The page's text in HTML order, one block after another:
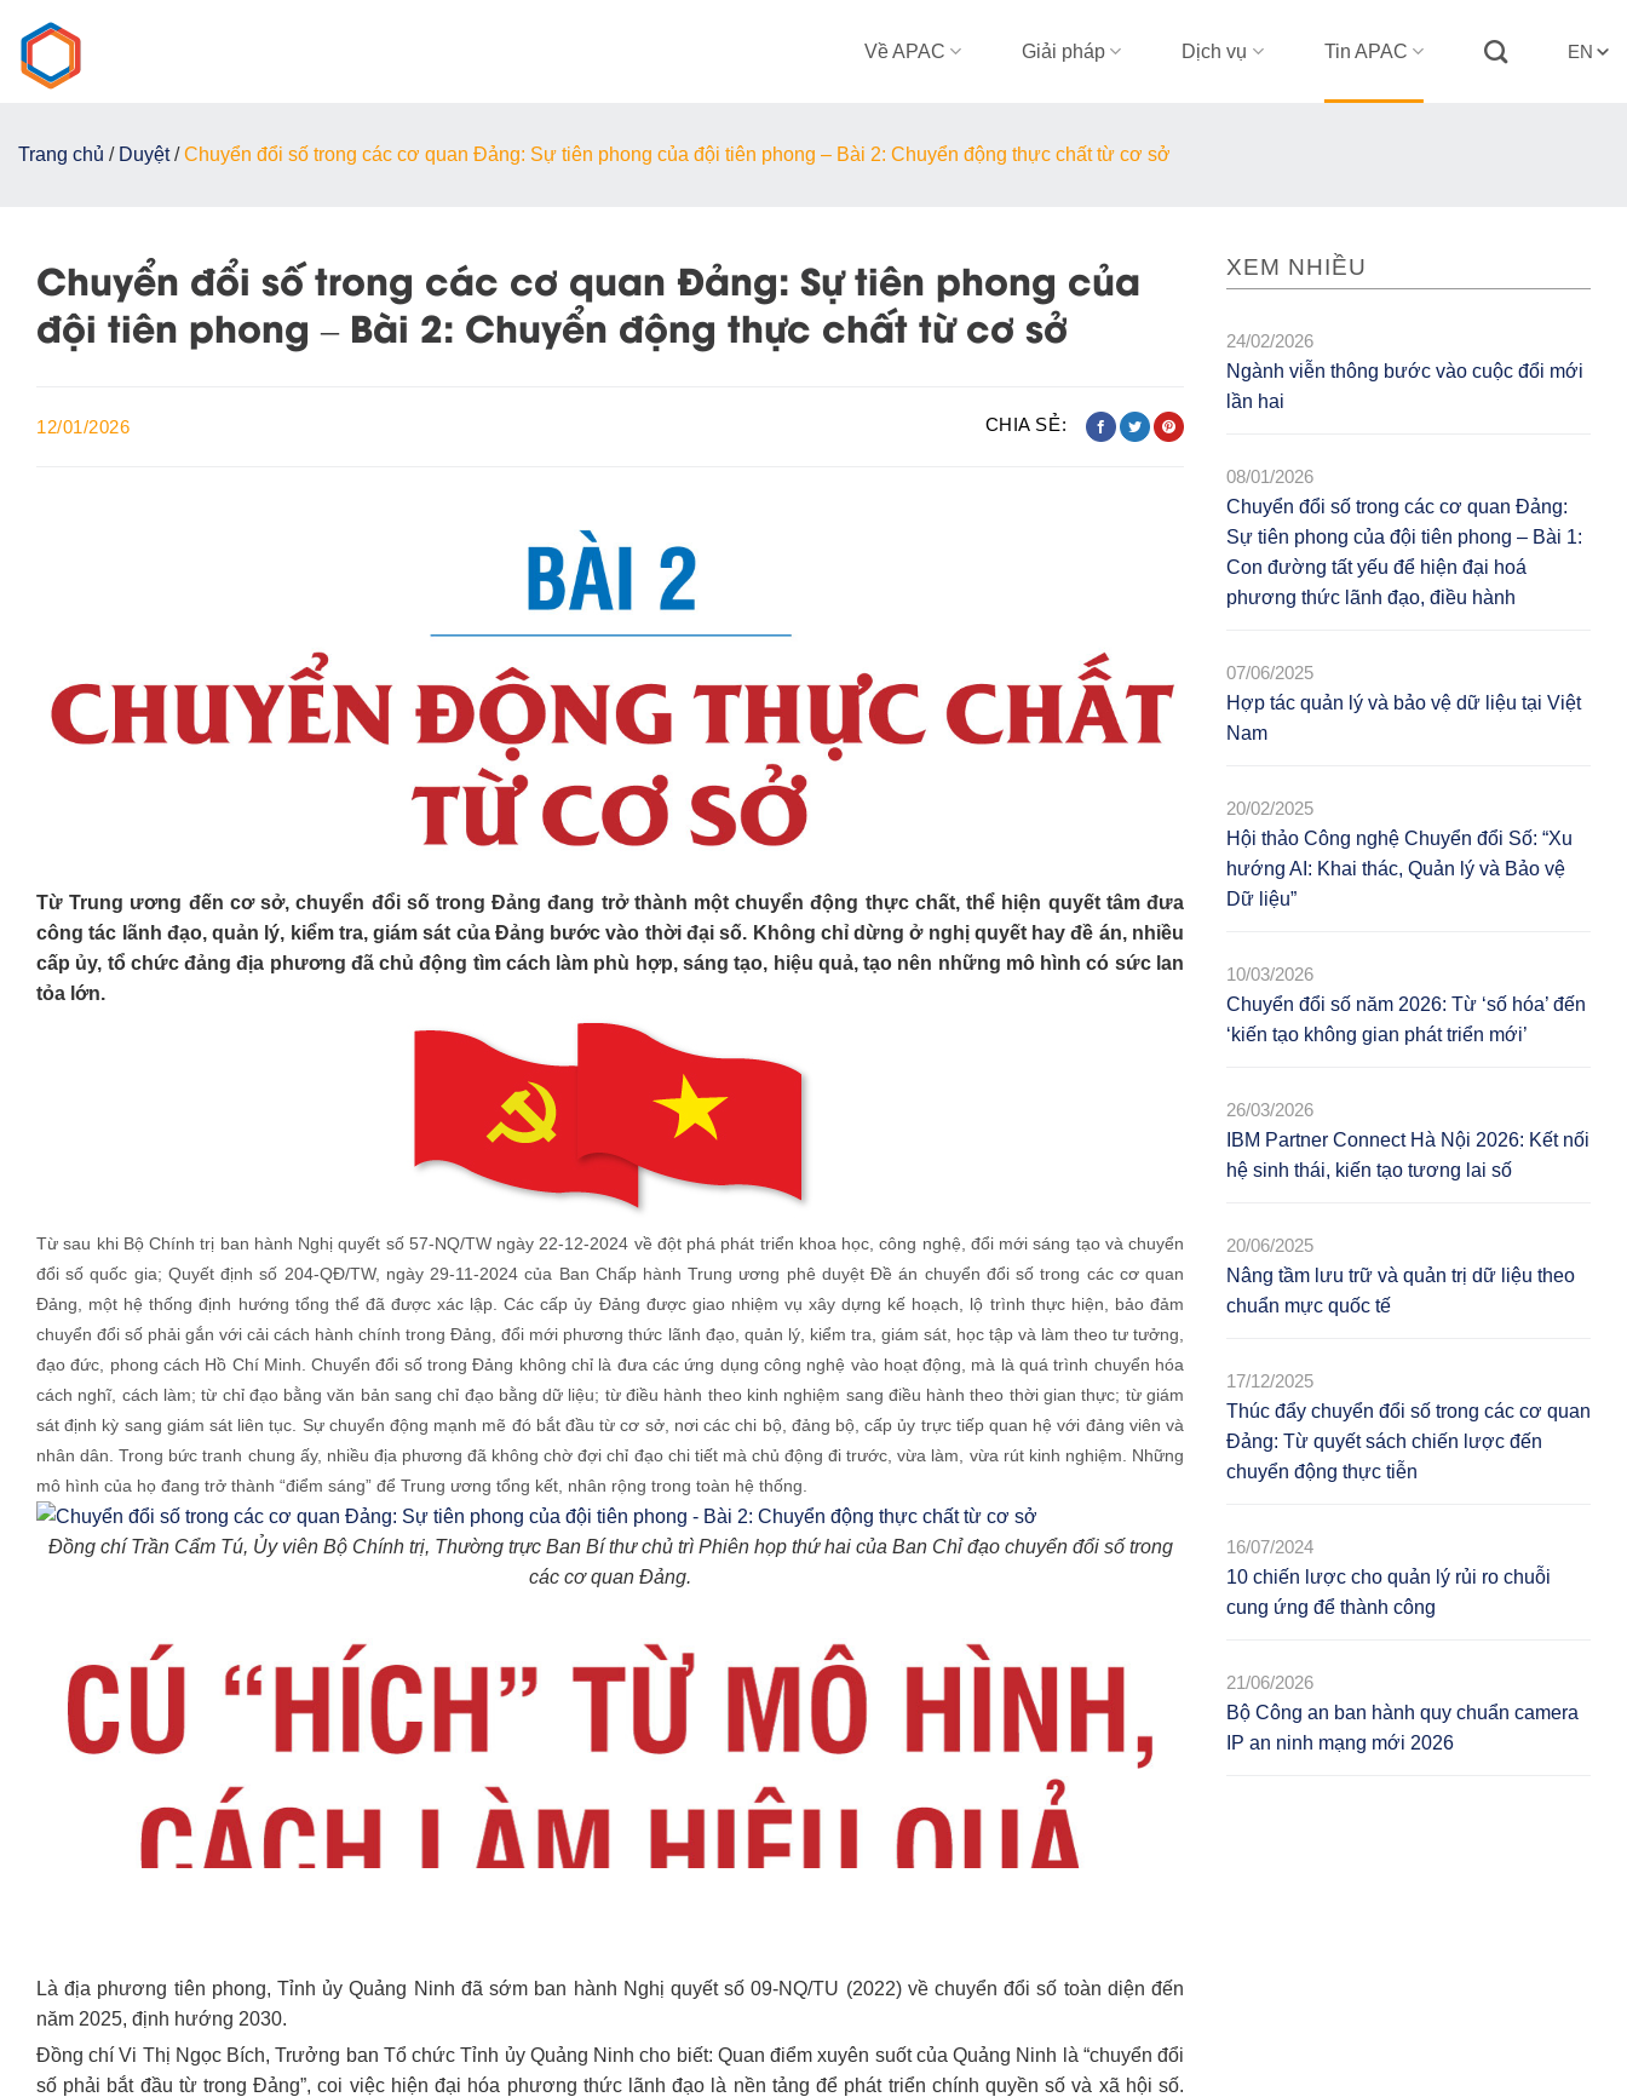
đến
nội
Về APAC Giải pháp Dịch vụ Tin APAC EN
Trang chủ / Duyệt/Chuyển đổi số trong các cơ quan Đảng: Sự tiên phong của đội tiên phong – Bài 2: Chuyển động thực chất từ cơ sở
Chuyển đổi số trong các cơ quan Đảng: Sự tiên phong của
đội tiên phong – Bài 2: Chuyển động thực chất từ cơ sở
12/01/2026 CHIA SẺ:
Từ Trung ương đến cơ sở, chuyển đổi số trong Đảng đang trở thành một chuyển động thực chất, thể hiện quyết tâm đưa
công tác lãnh đạo, quản lý, kiểm tra, giám sát của Đảng bước vào thời đại số. Không chỉ dừng ở nghị quyết hay đề án, nhiều
cấp ủy, tổ chức đảng địa phương đã chủ động tìm cách làm phù hợp, sáng tạo, hiệu quả, tạo nên những mô hình có sức lan
tỏa lớn.
Từ sau khi Bộ Chính trị ban hành Nghị quyết số 57-NQ/TW ngày 22-12-2024 về đột phá phát triển khoa học, công nghệ, đổi mới sáng tạo và chuyển
đổi số quốc gia; Quyết định số 204-QĐ/TW, ngày 29-11-2024 của Ban Chấp hành Trung ương phê duyệt Đề án chuyển đổi số trong các cơ quan
Đảng, một hệ thống định hướng tổng thể đã được xác lập. Các cấp ủy Đảng được giao nhiệm vụ xây dựng kế hoạch, lộ trình thực hiện, bảo đảm
chuyển đổi số phải gắn với cải cách hành chính trong Đảng, đổi mới phương thức lãnh đạo, quản lý, kiểm tra, giám sát, học tập và làm theo tư tưởng,
đạo đức, phong cách Hồ Chí Minh. Chuyển đổi số trong Đảng không chỉ là đưa các ứng dụng công nghệ vào hoạt động, mà là quá trình chuyển hóa
cách nghĩ, cách làm; từ chỉ đạo bằng văn bản sang chỉ đạo bằng dữ liệu; từ điều hành theo kinh nghiệm sang điều hành theo thời gian thực; từ giám
sát định kỳ sang giám sát liên tục. Sự chuyển động mạnh mẽ đó bắt đầu từ cơ sở, nơi các chi bộ, đảng bộ, cấp ủy trực tiếp quan hệ với đảng viên và
nhân dân. Trong bức tranh chung ấy, nhiều địa phương đã không chờ đợi chỉ đạo chi tiết mà chủ động đi trước, vừa làm, vừa rút kinh nghiệm. Những
mô hình của họ đang trở thành “điểm sáng” để Trung ương tổng kết, nhân rộng trong toàn hệ thống.
Đồng chí Trần Cẩm Tú, Ủy viên Bộ Chính trị, Thường trực Ban Bí thư chủ trì Phiên họp thứ hai của Ban Chỉ đạo chuyển đổi số trong
các cơ quan Đảng.
Là địa phương tiên phong, Tỉnh ủy Quảng Ninh đã sớm ban hành Nghị quyết số 09-NQ/TU (2022) về chuyển đổi số toàn diện đến
năm 2025, định hướng 2030.
Đồng chí Vi Thị Ngọc Bích, Trưởng ban Tổ chức Tỉnh ủy Quảng Ninh cho biết: Quan điểm xuyên suốt của Quảng Ninh là “chuyển đổi
số phải bắt đầu từ trong Đảng”, coi việc hiện đại hóa phương thức lãnh đạo là nền tảng để phát triển chính quyền số và xã hội số.
XEM NHIỀU
24/02/2026
Ngành viễn thông bước vào cuộc đổi mới
lần hai
08/01/2026
Chuyển đổi số trong các cơ quan Đảng:
Sự tiên phong của đội tiên phong – Bài 1:
Con đường tất yếu để hiện đại hoá
phương thức lãnh đạo, điều hành
07/06/2025
Hợp tác quản lý và bảo vệ dữ liệu tại Việt
Nam
20/02/2025
Hội thảo Công nghệ Chuyển đổi Số: “Xu
hướng AI: Khai thác, Quản lý và Bảo vệ
Dữ liệu”
10/03/2026
Chuyển đổi số năm 2026: Từ ‘số hóa’ đến
‘kiến tạo không gian phát triển mới’
26/03/2026
IBM Partner Connect Hà Nội 2026: Kết nối
hệ sinh thái, kiến tạo tương lai số
20/06/2025
Nâng tầm lưu trữ và quản trị dữ liệu theo
chuẩn mực quốc tế
17/12/2025
Thúc đẩy chuyển đổi số trong các cơ quan
Đảng: Từ quyết sách chiến lược đến
chuyển động thực tiễn
16/07/2024
10 chiến lược cho quản lý rủi ro chuỗi
cung ứng để thành công
21/06/2026
Bộ Công an ban hành quy chuẩn camera
IP an ninh mạng mới 2026